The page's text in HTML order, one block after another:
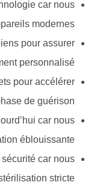
car nous
modernes.
pour assurer
personnalisé.
pour accélérer
de guérison.
car nous
éblouissante.
car nous
stricte.